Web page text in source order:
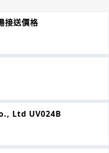
接送價格
Ltd UV024B